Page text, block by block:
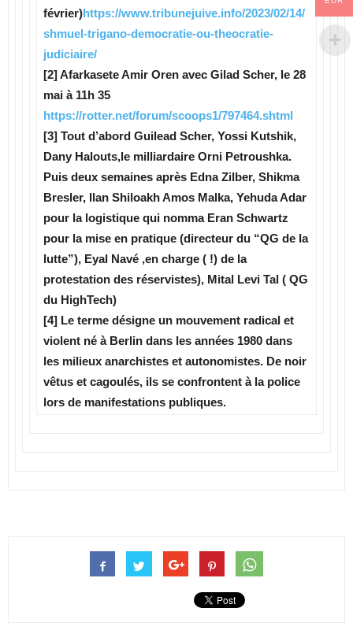
février)https://www.tribunejuive.info/2023/02/14/
shmuel-trigano-democratie-ou-theocratie-
judiciaire/
[2] Afarkasete Amir Oren avec Gilad Scher, le 28
mai à 11h 35
https://rotter.net/forum/scoops1/797464.shtml
[3] Tout d’abord Guilead Scher, Yossi Kutshik,
Dany Halouts,le milliardaire Orni Petroushka.
Puis deux semaines après Edna Zilber, Shikma
Bresler, Ilan Shiloakh Amos Malka, Yehuda Adar
pour la logistique qui nomma Eran Schwartz
pour la mise en pratique (directeur du “QG de la
lutte”), Eyal Navé ,en charge ( !) de la
protestation des réservistes), Mital Levi Tal ( QG
du HighTech)
[4] Le terme désigne un mouvement radical et
violent né à Berlin dans les années 1980 dans
les milieux anarchistes et autonomistes. De noir
vêtus et cagoulés, ils se confrontent à la police
lors de manifestations publiques.